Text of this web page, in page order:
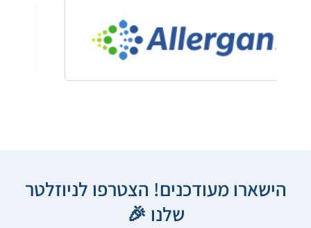
הישארו מעודכנים! הצטרפו לניוזלטר
שלנו 🎉